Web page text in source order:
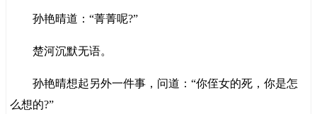
孙艳晴道：“菁菁呢?”
楚河沉默无语。
孙艳晴想起另外一件事，问道：“你侄女的死，你是怎
么想的?”